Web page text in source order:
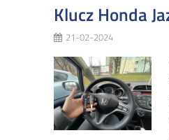
Klucz Honda
21-02-2024